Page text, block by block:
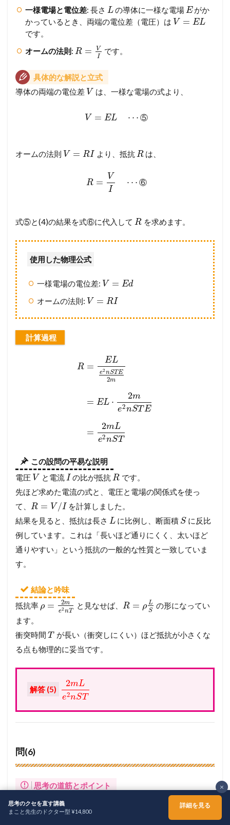
一様電場と電位差: 長さ Lの導体に一様な電場Eがか
かっているとき、両端の電位差（電圧）は V = EL
です。
オームの法則 : R =
V
I
です。
具体的な解説と立式
導体の両端の電位差 V は、一様な電場の式より、
V = EL ⋯ ⑤
オームの法則 V = RI より、抵抗R は、
R =
V
I
⋯ ⑥
式⑤と(4)の結果を式⑥に代入して R を求めます。
使用した物理公式
一様電場の電位差: V = Ed
オームの法則: V = RI
計算過程
R =
EL
e2 nSTE
2m
= EL ⋅
2m
e2nSTE
=
2mL
e2nST
この設問の平易な説明
電圧 V と電流I の比が抵抗R です。
先ほど求めた電流の式と、電圧と電場の関係式を使っ
て、 R = V /I を計算しました。
結果を見ると、抵抗は長さ L に比例し、断面積 S に反比
例しています。これは「長いほど通りにくく、太いほど
通りやすい」という抵抗の一般的な性質と一致していま
す。
結論と吟味
抵抗率 ρ = 2m
e2 nT
と見なせば、 R = ρ L
S
の形になってい
ます。
衝突時間 T が長い（衝突しにくい）ほど抵抗が小さくな
る点も物理的に妥当です。
解答 (5)
2mL
e2nST
問(6)
思考の道筋とポイント
単位時間あたりに導体全体で失われる運動エネルギーの
総和（ジュール熱）を求めます。
×
思考のクセを直す講義
まこと先生のドクター型 ¥14,800
詳細を見る